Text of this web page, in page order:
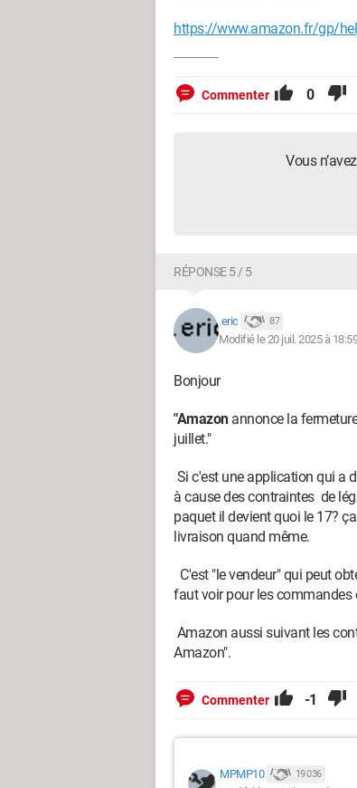
https://www.amazon.fr/gp/
Commenter 0
Vous
RÉPONSE 5 / 5
.eric 87
Modifié le 20 juil. 2025 à 18:59
Bonjour
"Amazonannonce la
juillet."
Si c'est une application qui a
à cause des contraintes de
paquet il devient quoi le 17?
livraison quand même.
C'est "le vendeur" qui peut
faut voir pour les commandes
Amazon aussi suivant les
Amazon".
Commenter -1
MPMP10 19 036